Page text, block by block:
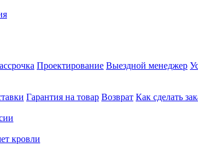
Проектирование Выездной менеджер
Гарантия на товар Возврат Как сделать
кровли